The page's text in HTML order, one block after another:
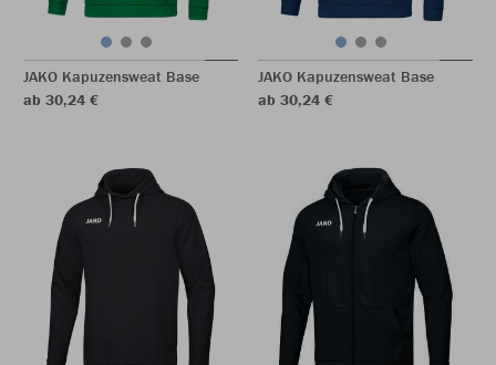
JAKO Kapuzensweat Base
ab 30,24 €
JAKO Kapuzensweat Base
ab 30,24 €